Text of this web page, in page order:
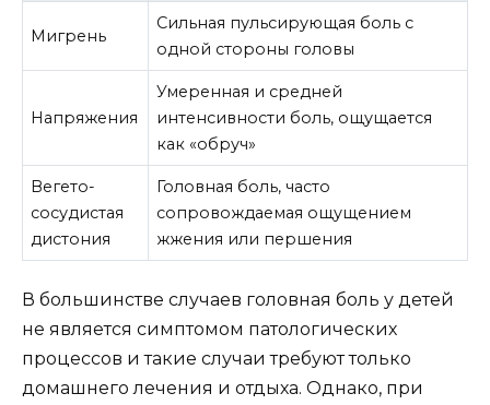
Мигрень
Сильная пульсирующая боль с
одной стороны головы
Напряжения
Умеренная и средней
интенсивности боль, ощущается
как «обруч»
Вегето-
сосудистая
дистония
Головная боль, часто
сопровождаемая ощущением
жжения или першения
В большинстве случаев головная боль у детей
не является симптомом патологических
процессов и такие случаи требуют только
домашнего лечения и отдыха. Однако, при